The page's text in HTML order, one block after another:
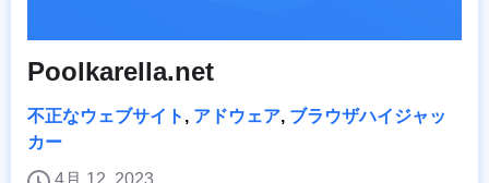
Poolkarella.net
不正なウェブサイト , アドウェア, ブラウザハイジャッ
カー